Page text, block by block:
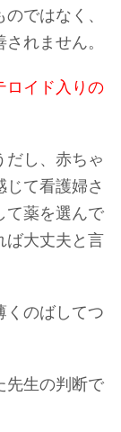
ではなく、
れません。
ロイド入りの
だし、赤ちゃ
て看護婦さ
て薬を選んで
ば大丈夫と言
くのばしてつ
先生の判断で